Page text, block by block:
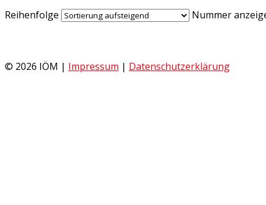
Reihenfolge Nummer
© 2026 IÖM | Impressum | Datenschutzerklärung